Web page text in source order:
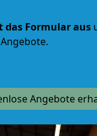
das Formular aus
Angebote